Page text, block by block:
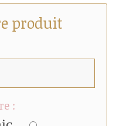
produit
: